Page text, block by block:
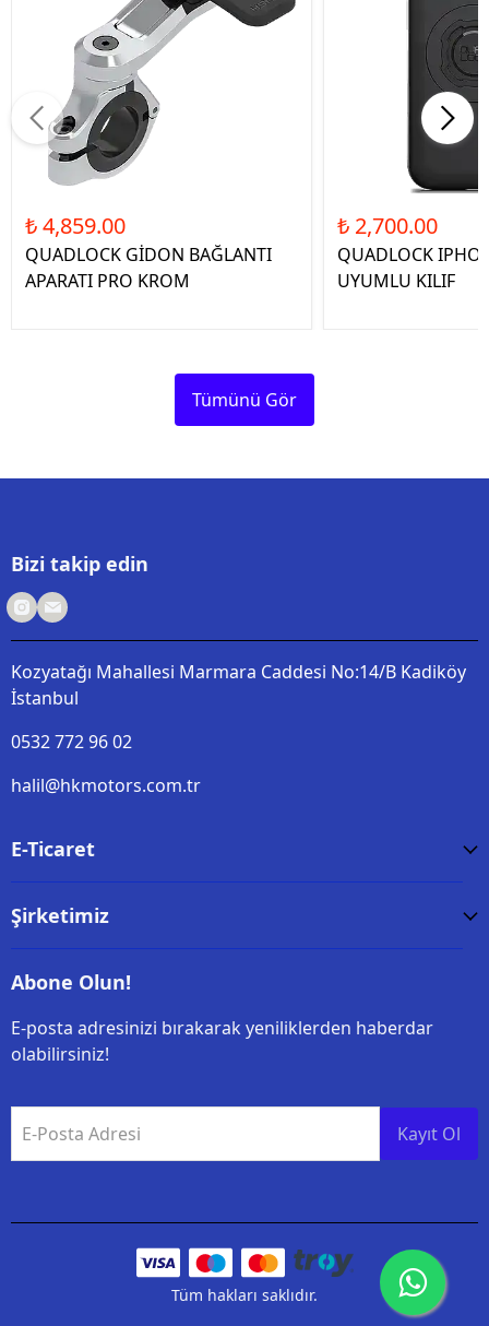
₺ 4,859.00
QUADLOCK GİDON BAĞLANTI
APARATI PRO KROM
₺ 2,700.00
QUADLOCK
UYUMLU KILIF
Tümünü Gör
Bizi takip edin
Kozyatağı Mahallesi Marmara Caddesi No:14/B Kadiköy
İstanbul
0532 772 96 02
halil@hkmotors.com.tr
E-Ticaret
Şirketimiz
Abone Olun!
E-posta adresinizi bırakarak yeniliklerden haberdar
olabilirsiniz!
E-Posta Adresi Kayıt Ol
Tüm hakları saklıdır.